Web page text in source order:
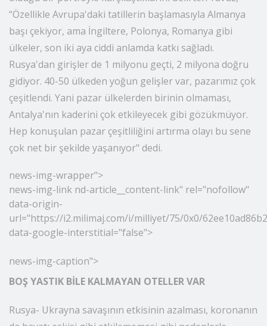
olduğu bir portföyle karşılaştıklarını belirten Yavuz,
“Özellikle Avrupa'daki tatillerin başlamasıyla Almanya
başı çekiyor, ama İngiltere, Polonya, Romanya gibi
ülkeler, son iki aya ciddi anlamda katkı sağladı.
Rusya'dan girişler de 1 milyonu geçti, 2 milyona doğru
gidiyor. 40-50 ülkeden yoğun gelişler var, pazarımız çok
çeşitlendi. Yani pazar ülkelerden birinin olmaması,
Antalya'nın kaderini çok etkileyecek gibi gözükmüyor.
Hep konuşulan pazar çeşitliliğini artırma olayı bu sene
news-img-wrapper">
news-img-link nd-article__content-link" rel="nofollow"
data-origin-
url="https://i2.milimaj.com/i/milliyet/75/0x0/
news-img-caption">